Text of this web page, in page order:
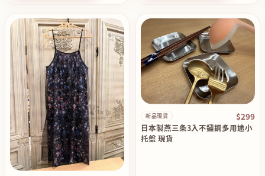
新品現貨 $299
日本製燕三条3入不鏽鋼多用途小
托盤 現貨